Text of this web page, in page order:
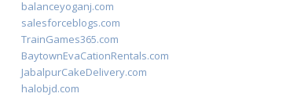
balanceyoganj.com
salesforceblogs.com
TrainGames365.com
BaytownEvaCationRentals.com
JabalpurCakeDelivery.com
halobjd.com